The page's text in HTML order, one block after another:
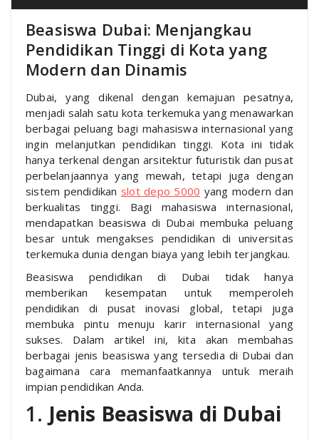
Beasiswa Dubai: Menjangkau
Pendidikan Tinggi di Kota yang
Modern dan Dinamis
Dubai, yang dikenal dengan kemajuan pesatnya,
menjadi salah satu kota terkemuka yang menawarkan
berbagai peluang bagi mahasiswa internasional yang
ingin melanjutkan pendidikan tinggi. Kota ini tidak
hanya terkenal dengan arsitektur futuristik dan pusat
perbelanjaannya yang mewah, tetapi juga dengan
sistem pendidikan slot depo 5000 yang modern dan
berkualitas tinggi. Bagi mahasiswa internasional,
mendapatkan beasiswa di Dubai membuka peluang
besar untuk mengakses pendidikan di universitas
terkemuka dunia dengan biaya yang lebih terjangkau.
Beasiswa pendidikan di Dubai tidak hanya
memberikan kesempatan untuk memperoleh
pendidikan di pusat inovasi global, tetapi juga
membuka pintu menuju karir internasional yang
sukses. Dalam artikel ini, kita akan membahas
berbagai jenis beasiswa yang tersedia di Dubai dan
bagaimana cara memanfaatkannya untuk meraih
impian pendidikan Anda.
1. Jenis Beasiswa di Dubai